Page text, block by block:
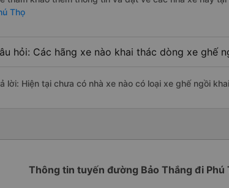
Thọ
hỏi: Các hãng xe nào khai thác dòng xe ghế
lời: Hiện tại chưa có nhà xe nào có loại xe ghế ngồi
Thông tin tuyến đường Bảo Thắng đi Phú